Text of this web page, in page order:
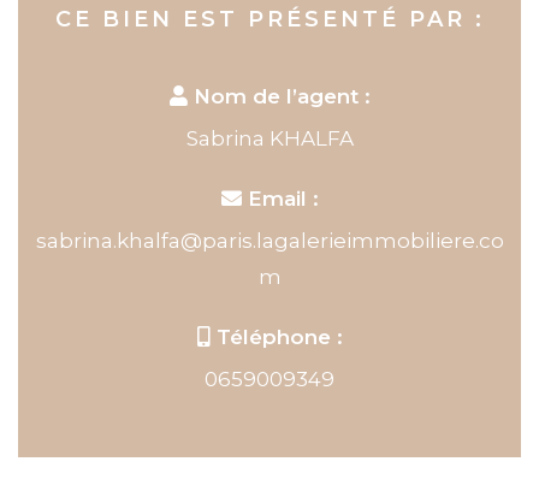
CE BIEN EST PRÉSENTÉ PAR :
Nom de l’agent :
Sabrina KHALFA
Email :
sabrina.khalfa@paris.lagalerieimmobiliere.co
m
Téléphone :
0659009349